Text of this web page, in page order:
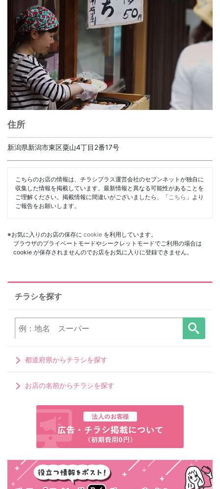
住所
新潟県新潟市東区粟山4丁目2番17号
こちらのお店の情報は、チラシプラス運営会社のセブンネットが独自に
収集した情報を掲載しています。最新情報と異なる可能性があることを
ご理解ください。掲載情報に間違いがございましたら、「 こちら 」より
ご報告をお願いします。
※お気に入りのお店の保存に cookie を利用しています。
ブラウザのプライベートモードやシークレットモードでご利用の場合は
cookie が保存されませんのでお店をお気に入りに登録できません。
チラシを探す
都道府県からチラシを探す
お店の名前からチラシを探す